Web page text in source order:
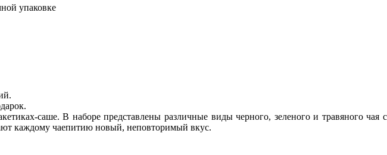
упаковке
саше. В наборе представлены различные виды черного, зеленого и травяного чая с
каждому чаепитию новый, неповторимый вкус.